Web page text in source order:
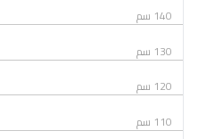
110 سم
120 سم
130 سم
140 سم